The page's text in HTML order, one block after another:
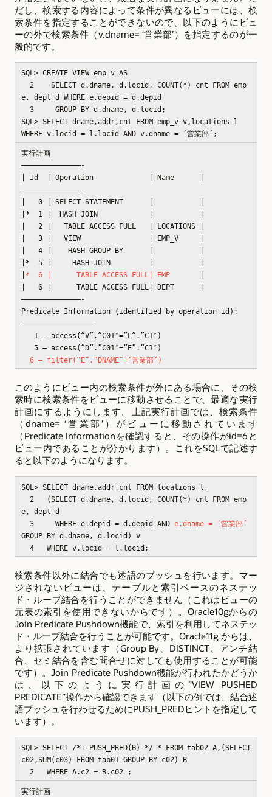
だし、検索する内容によって条件が異なるビューには、検
索条件を指定することができないので、以下のようにビュ
ーの外で検索条件（v.dname= ‘営業部’）を指定するのが一
般的です。
SQL> CREATE VIEW emp_v AS
2 SELECT d.dname, d.locid, COUNT(*) cnt FROM emp
e, dept d WHERE e.depid = d.depid
3 GROUP BY d.dname, d.locid;
SQL> SELECT dname,addr,cnt FROM emp_v v,locations l
WHERE v.locid = l.locid AND v.dname = ‘営業部’;
実行計画
——————————————-
| Id | Operation | Name |
——————————————-
| 0 | SELECT STATEMENT | |
|* 1 | HASH JOIN | |
| 2 | TABLE ACCESS FULL | LOCATIONS |
| 3 | VIEW | EMP_V |
| 4 | HASH GROUP BY | |
|* 5 | HASH JOIN | |
* 6 | TABLE ACCESS FULL| EMP
| 6 | TABLE ACCESS FULL| DEPT |
——————————————-
Predicate Information (identified by operation id):
—————————————————
1 – access(“V”.”C01″=”L”.”C1″)
5 – access(“D”.”C01″=”E”.”C1″)
6 – filter(“E”.”DNAME”=’営業部’)
このようにビュー内の検索条件が外にある場合に、その検
索時に検索条件をビューに移動させることで、最適な実行
計画にするようにします。上記実行計画では、検索条件
（dname= ‘営業部’）がビューに移動されています
（Predicate Informationを確認すると、その操作がid=6と
ビュー内であることが分かります）。これをSQLで記述す
ると以下のようになります。
SQL> SELECT dname,addr,cnt FROM locations l,
2 (SELECT d.dname, d.locid, COUNT(*) cnt FROM emp
e, dept d
3 WHERE e.depid = d.depid AND e.dname = ‘営業部’
GROUP BY d.dname, d.locid) v
4 WHERE v.locid = l.locid;
検索条件以外に結合でも述語のプッシュを行います。マー
ジされないビューは、テーブルと索引ベースのネステッ
ド・ループ結合を行うことができません（これはビューの
元表の索引を使用できないからです）。Oracle10gからの
Join Predicate Pushdown機能で、索引を利用してネステッ
ド・ループ結合を行うことが可能です。Oracle11g からは、
より拡張されています（Group By、DISTINCT、アンチ結
合、セミ結合を含む問合せに対しても使用することが可能
です）。Join Predicate Pushdown機能が行われたかどうか
は、以下のように実行計画の”VIEW PUSHED
PREDICATE”操作から確認できます（以下の例では、結合述
語プッシュを行わせるためにPUSH_PREDヒントを指定して
います）。
SQL> SELECT /*+ PUSH_PRED(B) */ * FROM tab02 A,(SELECT
c02,SUM(c03) FROM tab01 GROUP BY c02) B
2 WHERE A.c2 = B.c02 ;
実行計画